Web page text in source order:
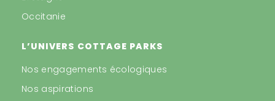
Occitanie
L’UNIVERS COTTAGE PARKS
Nos engagements écologiques
Nos aspirations